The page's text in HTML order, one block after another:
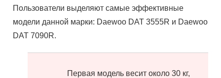
Пользователи выделяют самые эффективные
модели данной марки: Daewoo DAT 3555R и Daewoo
DAT 7090R.
Первая модель весит около 30 кг,